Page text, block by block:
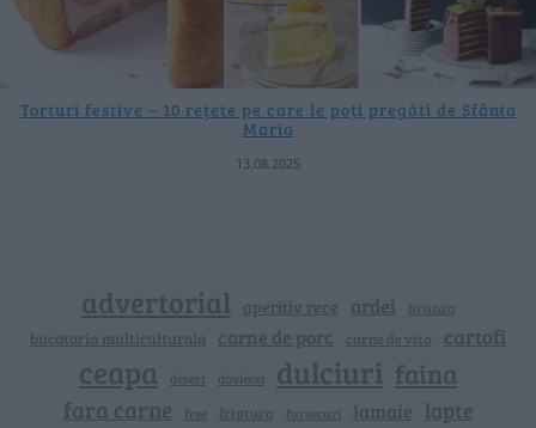
Torturi festive – 10 rețete pe care le poți pregăti de Sfânta
Maria
13.08.2025
advertorial aperitiv rece ardei branza
bucataria multiculturala carne de porc carne de vita cartofi
ceapa desert dovlecei dulciuri faina
fara carne free friptura fursecuri lamaie lapte